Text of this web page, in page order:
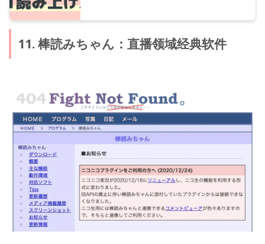
11. 棒読みちゃん：直播领域经典软件